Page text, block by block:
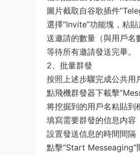
圖片截取自谷歌插件
選擇“Invite”功能塊，粘
送邀請的數量（與用戶名
等待所有邀請發送完畢。
2、批量群發
按照上述步驟完成公共用
點飛機群發器下載擊
将挖掘到的用戶名粘貼到
填寫需要群發的信息内容
設置發送信息的時間間隔
點擊“Start Messeaging”